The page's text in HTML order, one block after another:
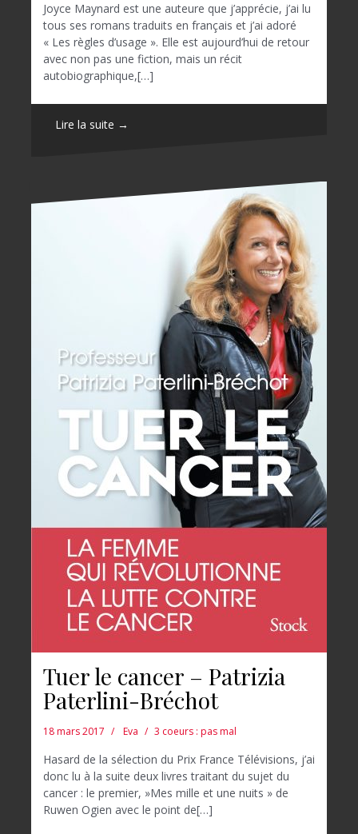
Joyce Maynard est une auteure que j’apprécie, j’ai lu
tous ses romans traduits en français et j’ai adoré
« Les règles d’usage ». Elle est aujourd’hui de retour
avec non pas une fiction, mais un récit
autobiographique,[…]
Lire la suite →
Tuer le cancer – Patrizia
Paterlini-Bréchot
18 mars 2017 Eva 3 coeurs : pas mal
Hasard de la sélection du Prix France Télévisions, j’ai
donc lu à la suite deux livres traitant du sujet du
cancer : le premier, »Mes mille et une nuits » de
Ruwen Ogien avec le point de[…]